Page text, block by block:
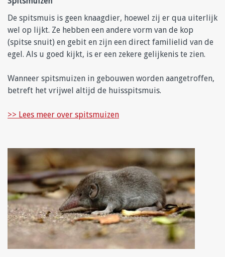
De spitsmuis is geen knaagdier, hoewel zij er qua uiterlijk
wel op lijkt. Ze hebben een andere vorm van de kop
(spitse snuit) en gebit en zijn een direct familielid van de
egel. Als u goed kijkt, is er een zekere gelijkenis te zien.
Wanneer spitsmuizen in gebouwen worden aangetroffen,
betreft het vrijwel altijd de huisspitsmuis.
>> Lees meer over spitsmuizen